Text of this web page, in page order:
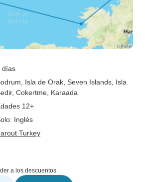
días
, Isla de Orak , Seven Islands , Isla
, Cokertme , Karaada
12+
Inglés
Turkey
a los descuentos